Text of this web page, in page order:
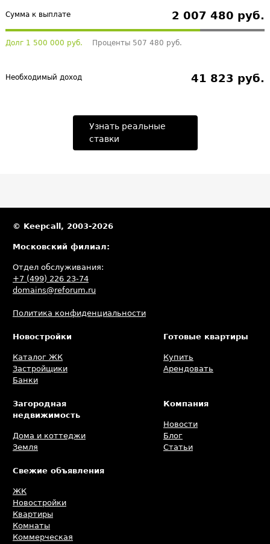
Сумма к выплате 2 007 480 руб.
Долг 1 500 000 руб. Проценты 507 480 руб.
Необходимый доход 41 823 руб.
Узнать реальные
ставки
© Keepcall, 2003-2026
Московский филиал:
Отдел обслуживания:
+7 (499) 226 23-74
domains@reforum.ru
Политика конфиденциальности
Новостройки
Каталог ЖК
Застройщики
Банки
Готовые квартиры
Купить
Арендовать
Загородная
недвижимость
Дома и коттеджи
Земля
Компания
Новости
Блог
Статьи
Свежие объявления
ЖК
Новостройки
Квартиры
Комнаты
Коммерческая